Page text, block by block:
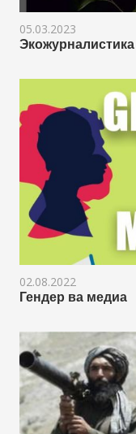
05.03.2023
Экожурналистика
02.08.2022
Гендер ва медиа